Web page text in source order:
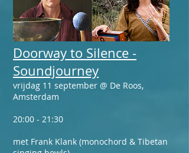
Doorway to Silence -
Soundjourney
vrijdag 11 september @ De Roos,
Amsterdam
20:00 - 21:30
met Frank Klank (monochord & Tibetan